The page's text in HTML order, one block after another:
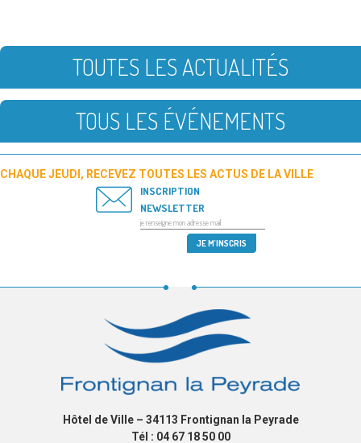
TOUTES LES ACTUALITÉS
TOUS LES ÉVÉNEMENTS
CHAQUE JEUDI, RECEVEZ TOUTES LES ACTUS DE LA VILLE
INSCRIPTION
NEWSLETTER
Hôtel de Ville – 34113 Frontignan la Peyrade
Tél : 04 67 18 50 00